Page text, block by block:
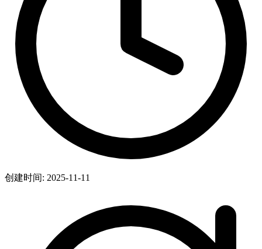
创建时间: 2025-11-11